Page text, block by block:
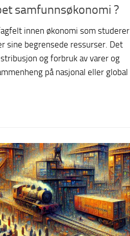
samfunnsøkonomi ?
innen økonomi som studerer
sine begrensede ressurser. Det
og forbruk av varer og
på nasjonal eller global